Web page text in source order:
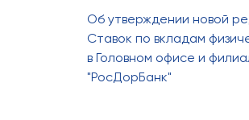
Об утверждении новой
Ставок по вкладам
в Головном офисе и
"РосДорБанк"